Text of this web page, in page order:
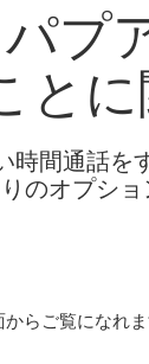
プ
と
時間通話
りのオプショ
らご覧になれ